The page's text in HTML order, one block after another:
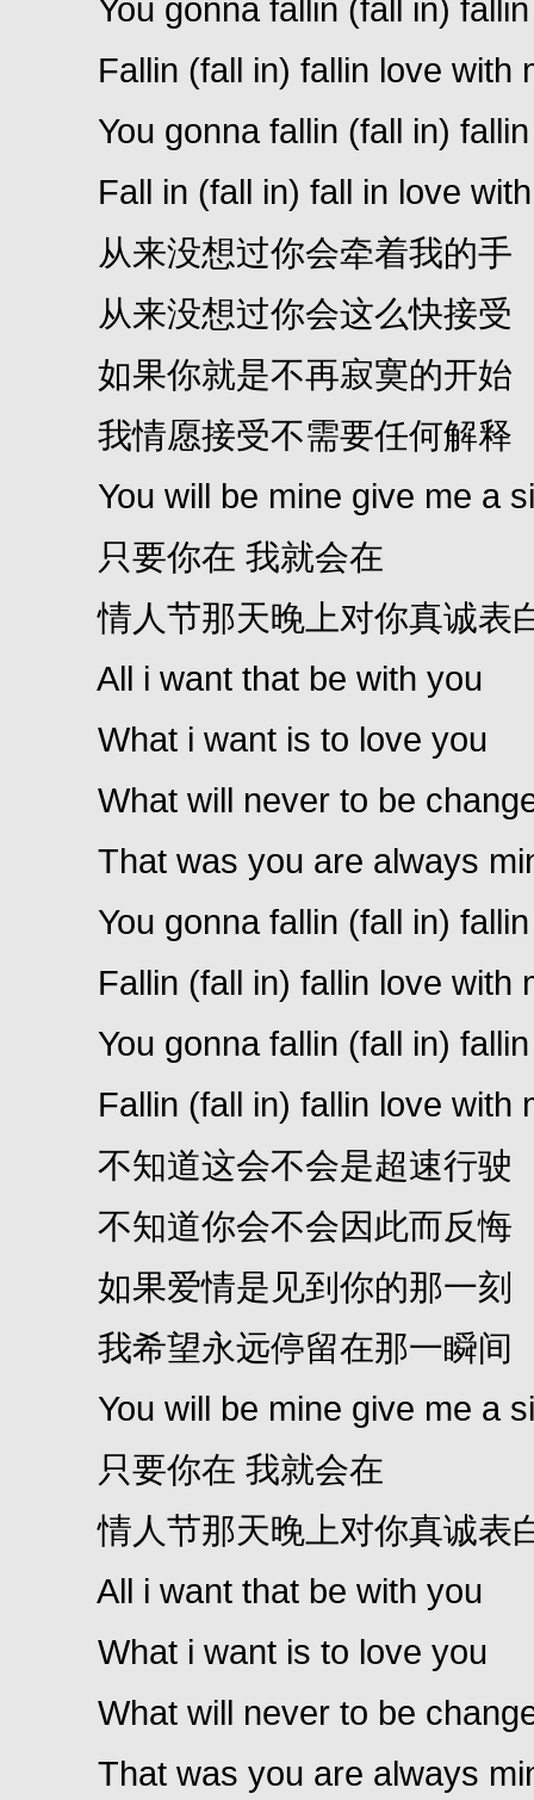
You gonna fallin (fall in) fallin
Fallin (fall in) fallin love with
You gonna fallin (fall in) fallin
Fall in (fall in) fall in love
从来没想过你会牵着我的手
从来没想过你会这么快接受
如果你就是不再寂寞的开始
我情愿接受不需要任何解释
You will be mine give me a
只要你在 我就会在
情人节那天晚上对你真诚表
All i want that be with you
What i want is to love you
What will never to be
That was you are always
You gonna fallin (fall in) fallin
Fallin (fall in) fallin love with
You gonna fallin (fall in) fallin
Fallin (fall in) fallin love with
不知道这会不会是超速行驶
不知道你会不会因此而反悔
如果爱情是见到你的那一刻
我希望永远停留在那一瞬间
You will be mine give me a
只要你在 我就会在
情人节那天晚上对你真诚表
All i want that be with you
What i want is to love you
What will never to be
That was you are always